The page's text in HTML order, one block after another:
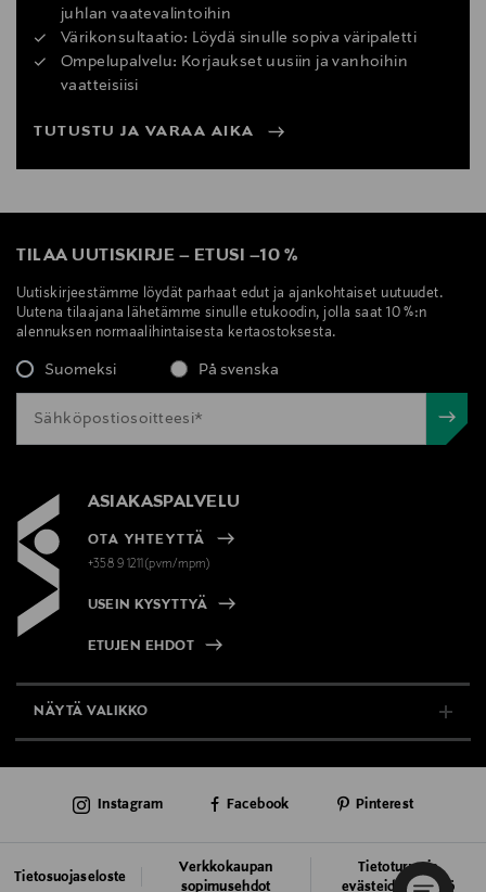
juhlan vaatevalintoihin
Värikonsultaatio: Löydä sinulle sopiva väripaletti
Ompelupalvelu: Korjaukset uusiin ja vanhoihin
vaatteisiisi
TUTUSTU JA VARAA AIKA
TILAA UUTISKIRJE – ETUSI –10 %
Uutiskirjeestämme löydät parhaat edut ja ajankohtaiset uutuudet.
Uutena tilaajana lähetämme sinulle etukoodin, jolla saat 10 %:n
alennuksen normaalihintaisesta kertaostoksesta.
Suomeksi På svenska
ASIAKASPALVELU
OTA YHTEYTTÄ
+358 9 1211(pvm/mpm)
USEIN KYSYTTYÄ
ETUJEN EHDOT
NÄYTÄ VALIKKO
AJANKOHTAISTA
Tietosuojaseloste
Verkkokaupan
sopimusehdot
Tietoturva ja
evästeiden käyttö
Instagram Facebook Pinterest